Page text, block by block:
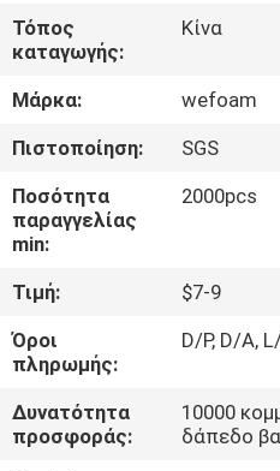
ΒΊΝΤΕΟ
ΠΕΡΊΠΟΥ
ΕΜΕΊΣ
ΓΎΡΟΣ
ΕΡΓΟΣΤΑΣΊΩΝ
ΠΟΙΟΤΙΚΌΣ
ΈΛΕΓΧΟΣ
Τόπος
καταγωγής:
Κίνα
Μάρκα:
wefoam
Πιστοποίηση:
SGS
Ποσότητα
παραγγελίας
min:
2000pcs
Τιμή:
$7-9
Όροι
πληρωμής:
D/P, D/A,
Δυνατότητα
προσφοράς:
10000
δάπεδο